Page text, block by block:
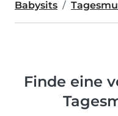
Babysits
Finde eine